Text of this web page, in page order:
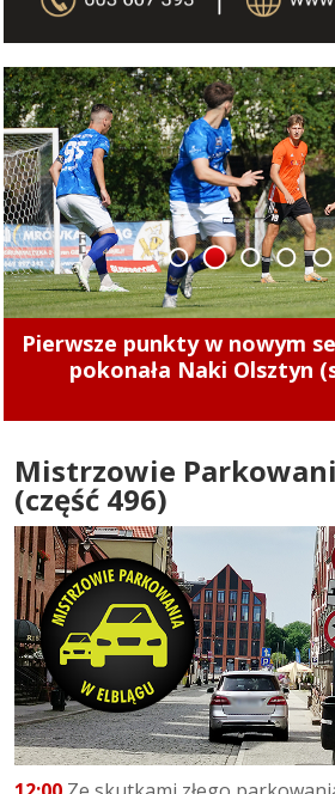
Tak zarabiają szefowie
Zajrzeliśmy do ich
1 2 3 4 5
Mistrzowie
(część 496)